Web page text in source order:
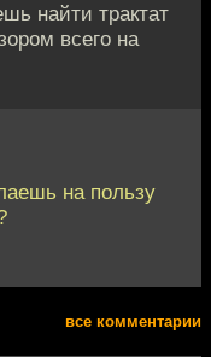
найти трактат
всего на
на пользу
все комментарии